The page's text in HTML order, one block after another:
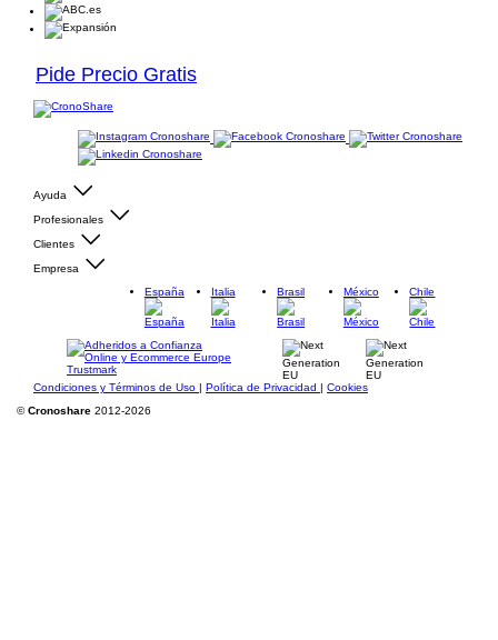
Pide Precio Gratis
Ayuda
Profesionales
Clientes
Empresa
España
Italia Brasil México Chile
Condiciones y Términos de Uso | Política de Privacidad | Cookies
©Cronoshare 2012-2026